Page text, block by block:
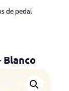
de pedal
Blanco